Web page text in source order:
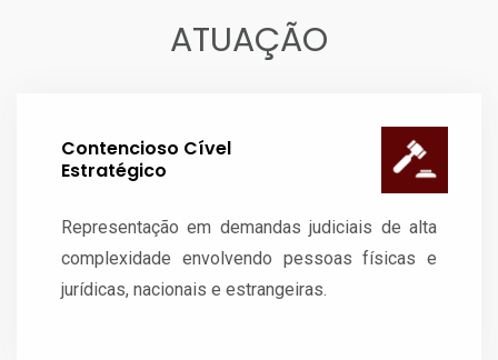
ATUAÇÃO
Contencioso Cível
Estratégico
Representação em demandas judiciais de alta
complexidade envolvendo pessoas físicas e
jurídicas, nacionais e estrangeiras.